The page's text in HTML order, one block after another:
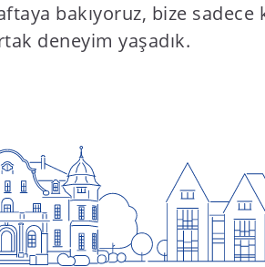
bakıyoruz, bize sadece
deneyim yaşadık.